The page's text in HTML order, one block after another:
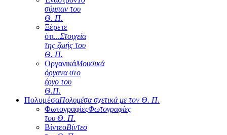
σύμπαν του
Θ. Π.
Ξέρετε
ότι...Στοιχεία
της ζωής του
Θ. Π.
ΟργανικάΜουσικά
όργανα στο
έργο του
Θ.Π.
ΠολυμέσαΠολυμέσα σχετικά με τον Θ. Π.
ΦωτογραφίεςΦωτογραφίες
του Θ. Π.
ΒίντεοΒίντεο